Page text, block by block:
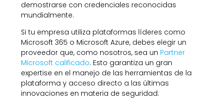
demostrarse con credenciales reconocidas
mundialmente.
Si tu empresa utiliza plataformas líderes como
Microsoft 365 o Microsoft Azure, debes elegir un
proveedor que, como nosotros, sea un Partner
Microsoft calificado. Esto garantiza un gran
expertise en el manejo de las herramientas de la
plataforma y acceso directo a las últimas
innovaciones en materia de seguridad.